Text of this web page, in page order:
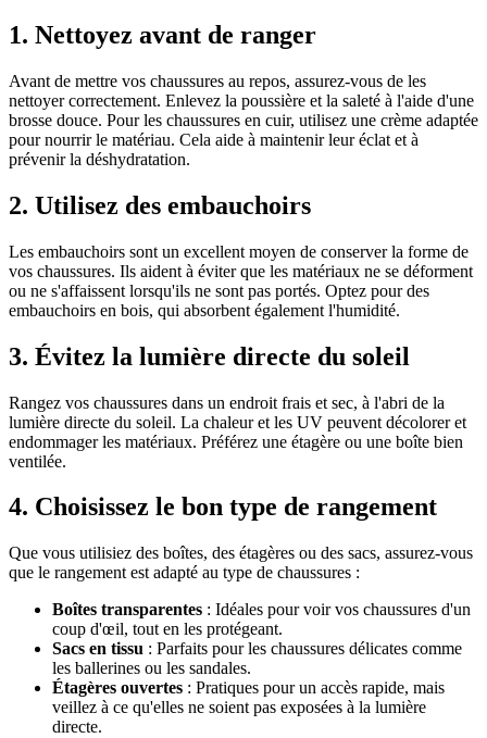
1. Nettoyez avant de ranger
Avant de mettre vos chaussures au repos, assurez-vous de les
nettoyer correctement. Enlevez la poussière et la saleté à l'aide d'une
brosse douce. Pour les chaussures en cuir, utilisez une crème adaptée
pour nourrir le matériau. Cela aide à maintenir leur éclat et à
prévenir la déshydratation.
2. Utilisez des embauchoirs
Les embauchoirs sont un excellent moyen de conserver la forme de
vos chaussures. Ils aident à éviter que les matériaux ne se déforment
ou ne s'affaissent lorsqu'ils ne sont pas portés. Optez pour des
embauchoirs en bois, qui absorbent également l'humidité.
3. Évitez la lumière directe du soleil
Rangez vos chaussures dans un endroit frais et sec, à l'abri de la
lumière directe du soleil. La chaleur et les UV peuvent décolorer et
endommager les matériaux. Préférez une étagère ou une boîte bien
ventilée.
4. Choisissez le bon type de rangement
Que vous utilisiez des boîtes, des étagères ou des sacs, assurez-vous
que le rangement est adapté au type de chaussures :
Boîtes transparentes : Idéales pour voir vos chaussures d'un
coup d'œil, tout en les protégeant.
Sacs en tissu : Parfaits pour les chaussures délicates comme
les ballerines ou les sandales.
Étagères ouvertes : Pratiques pour un accès rapide, mais
veillez à ce qu'elles ne soient pas exposées à la lumière
directe.